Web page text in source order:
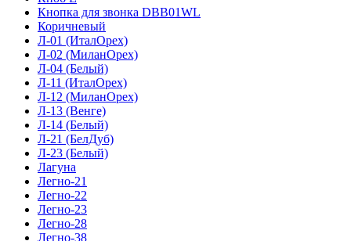
Кнопка для звонка DBB01WL
Коричневый
Л-01 (ИталОрех)
Л-02 (МиланОрех)
Л-04 (Белый)
Л-11 (ИталОрех)
Л-12 (МиланОрех)
Л-13 (Венге)
Л-14 (Белый)
Л-21 (БелДуб)
Л-23 (Белый)
Лагуна
Легно-21
Легно-22
Легно-23
Легно-28
Легно-38